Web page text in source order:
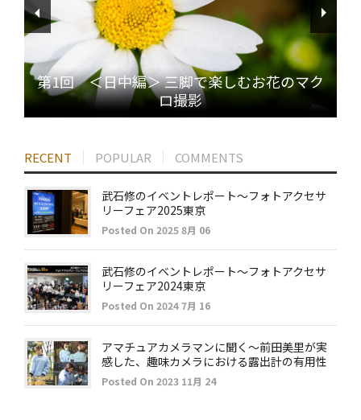
第1回 ＜日中編＞ 三脚で楽しむお花のマク
ロ撮影
RECENT POPULAR COMMENTS
武石修のイベントレポート～フォトアクセサ
リーフェア2025東京
Posted On 2025 8月 06
武石修のイベントレポート～フォトアクセサ
リーフェア2024東京
Posted On 2024 7月 16
アマチュアカメラマンに聞く～前田美里が実
感した、趣味カメラにおける露出計の有用性
Posted On 2023 11月 24